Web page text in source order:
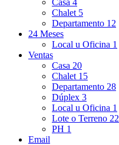
Casa 4
Chalet 5
Departamento 12
24 Meses
Local u Oficina 1
Ventas
Casa 20
Chalet 15
Departamento 28
Dúplex 3
Local u Oficina 1
Lote o Terreno 22
PH 1
Email